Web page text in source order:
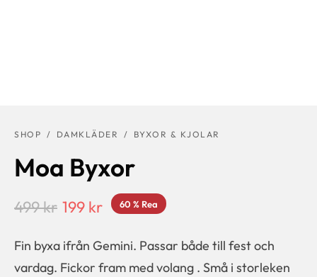
SHOP / DAMKLÄDER / BYXOR & KJOLAR
Moa Byxor
60 % Rea
499kr Det
priset var:
199 kr Det
priset är:
Fin byxa ifrån Gemini. Passar både till fest och
vardag. Fickor fram med volang . Små i storleken